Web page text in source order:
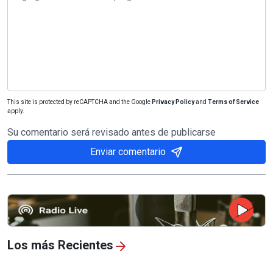
This site is protected by reCAPTCHA and the Google Privacy Policyand Terms of Service
apply.
Su comentario será revisado antes de publicarse
Enviar comentario
Los más Recientes